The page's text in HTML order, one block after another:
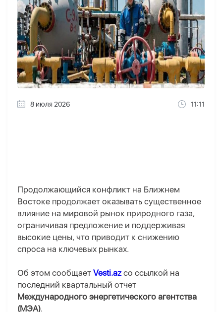
8 июля 2026 11:11
Продолжающийся конфликт на Ближнем
Востоке продолжает оказывать существенное
влияние на мировой рынок природного газа,
ограничивая предложение и поддерживая
высокие цены, что приводит к снижению
спроса на ключевых рынках.
Об этом сообщает Vesti.azсо ссылкой на
последний квартальный отчет
Международного энергетического агентства
(МЭА).